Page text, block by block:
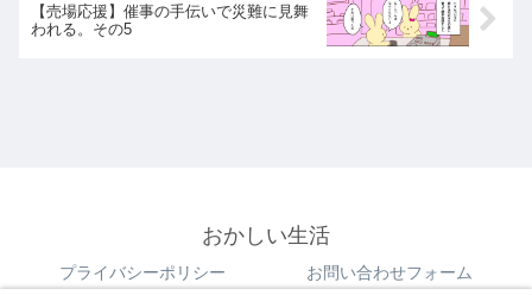
【売場応援】催事の手伝いで災難に見舞
われる。その5
おかしい生活
プライバシーポリシー お問い合わせフォーム